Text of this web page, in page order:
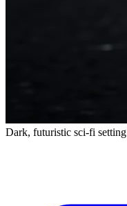
Dark, futuristic sci-fi setting